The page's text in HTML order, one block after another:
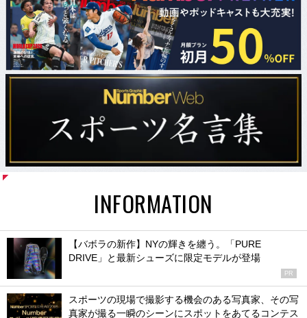
INFORMATION
【バボラの新作】NYの輝きを纏う。「PURE
DRIVE」と最新シューズに限定モデルが登場
PR
スポーツの現場で撮影する機会のある写真家、その写
真家が撮る一瞬のシーンにスポットをあてるコンテス